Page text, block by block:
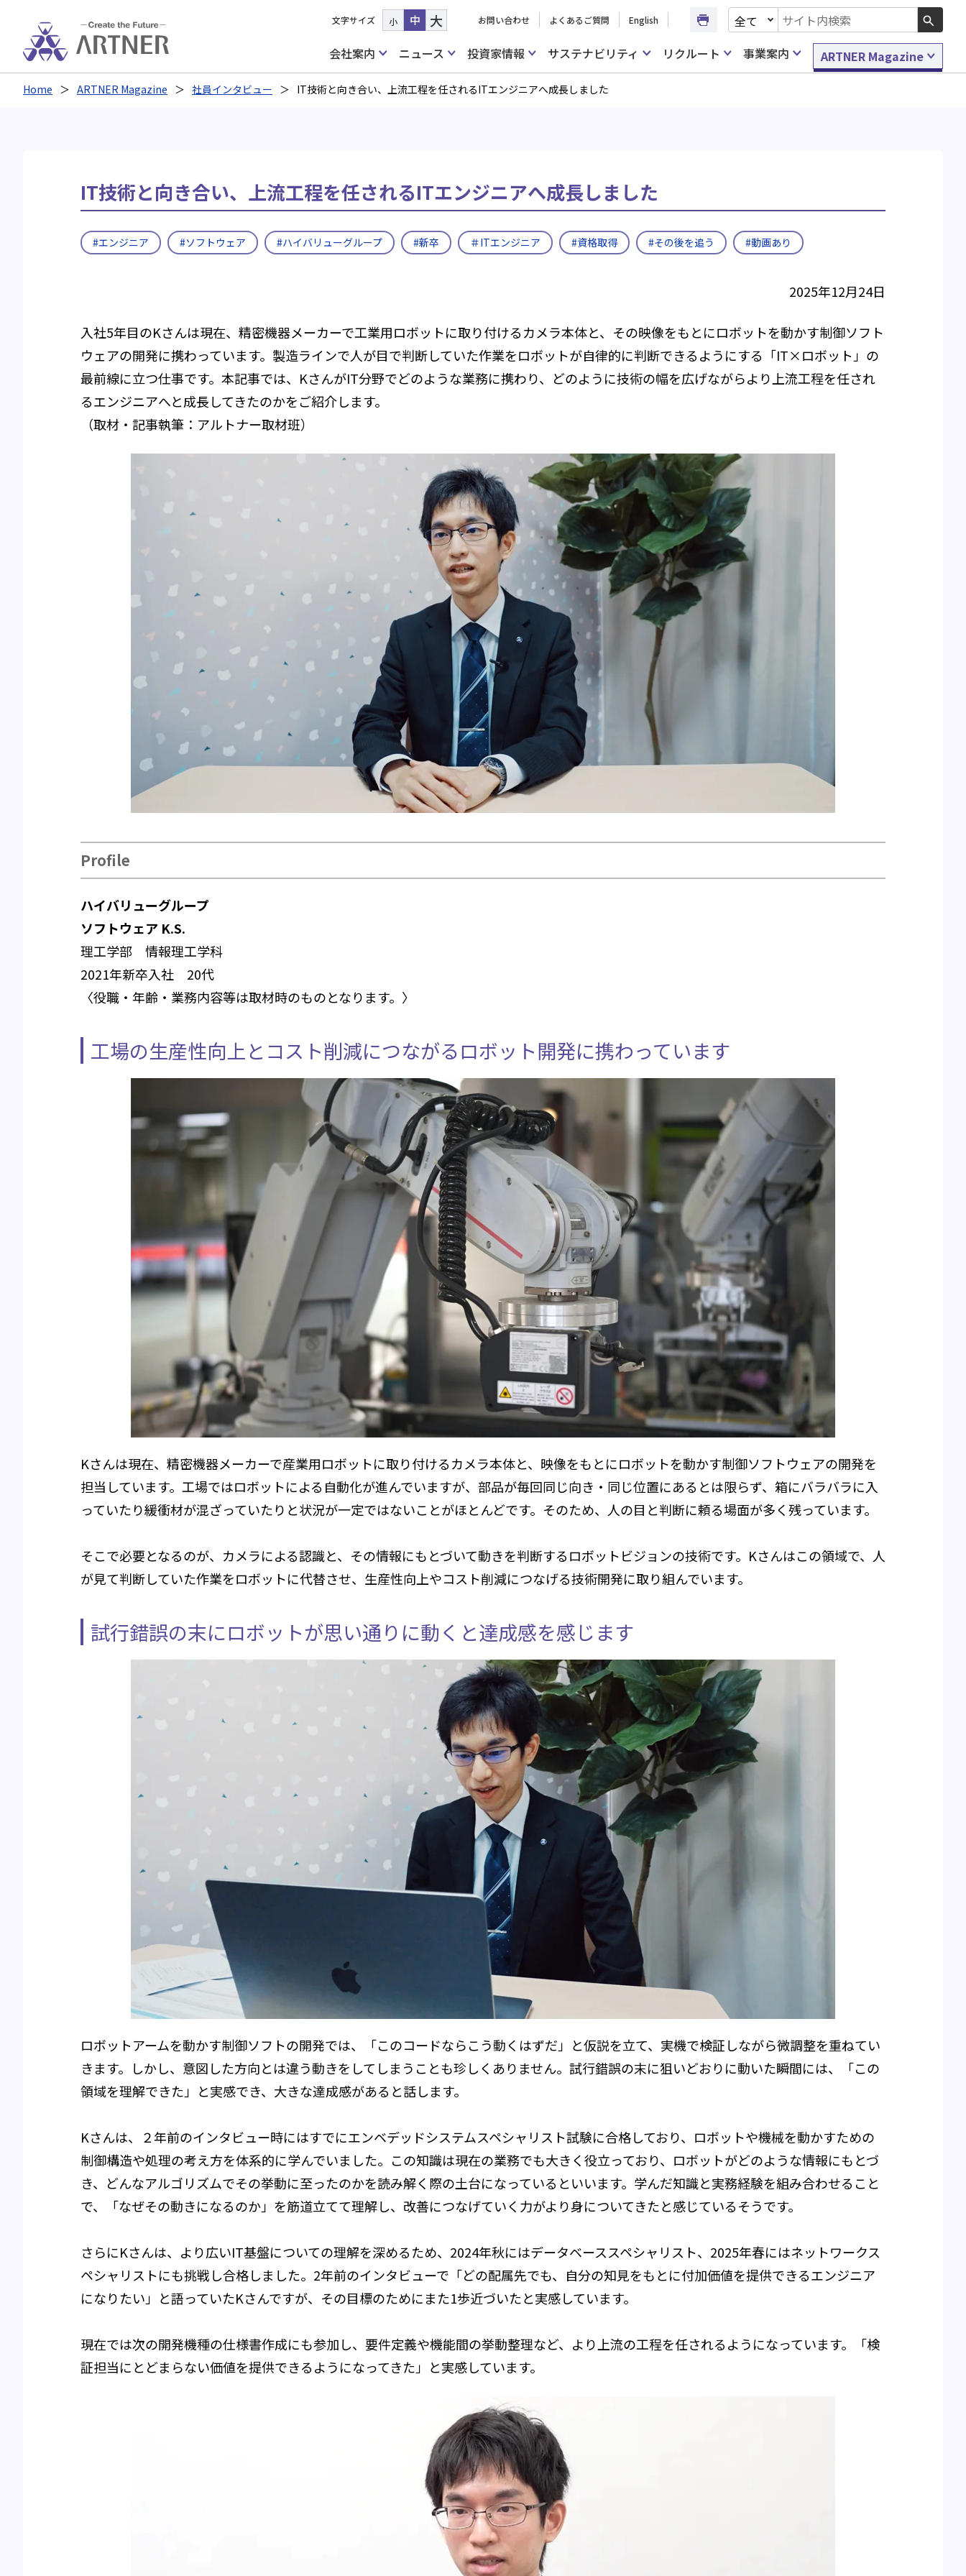
文字サイズ 小 中 大 お問い合わせ よくあるご質問 English
文書種別を選択
検索キーワード入力
会社案内
ニュース 投資家情報 サステナビリティ リクルート 事業案内 ARTNER Magazine
Home ARTNER Magazine 社員インタビュー IT技術と向き合い、上流工程を任されるITエンジニアへ成長しました
IT技術と向き合い、上流工程を任されるITエンジニアへ成長しました
#エンジニア #ソフトウェア #ハイバリューグループ #新卒 ＃ITエンジニア #資格取得 #その後を追う #動画あり
2025年12月24日
入社5年目のKさんは現在、精密機器メーカーで工業用ロボットに取り付けるカメラ本体と、その映像をもとにロボットを動かす制御ソフト
ウェアの開発に携わっています。製造ラインで人が目で判断していた作業をロボットが自律的に判断できるようにする「IT×ロボット」の
最前線に立つ仕事です。本記事では、KさんがIT分野でどのような業務に携わり、どのように技術の幅を広げながらより上流工程を任され
るエンジニアへと成長してきたのかをご紹介します。
（取材・記事執筆：アルトナー取材班）
Profile
ハイバリューグループ
ソフトウェア K.S.
理工学部 情報理工学科
2021年新卒入社 20代
〈役職・年齢・業務内容等は取材時のものとなります。〉
工場の生産性向上とコスト削減につながるロボット開発に携わっています
Kさんは現在、精密機器メーカーで産業用ロボットに取り付けるカメラ本体と、映像をもとにロボットを動かす制御ソフトウェアの開発を
担当しています。工場ではロボットによる自動化が進んでいますが、部品が毎回同じ向き・同じ位置にあるとは限らず、箱にバラバラに入
っていたり緩衝材が混ざっていたりと状況が一定ではないことがほとんどです。そのため、人の目と判断に頼る場面が多く残っています。
そこで必要となるのが、カメラによる認識と、その情報にもとづいて動きを判断するロボットビジョンの技術です。Kさんはこの領域で、人
が見て判断していた作業をロボットに代替させ、生産性向上やコスト削減につなげる技術開発に取り組んでいます。
試行錯誤の末にロボットが思い通りに動くと達成感を感じます
ロボットアームを動かす制御ソフトの開発では、「このコードならこう動くはずだ」と仮説を立て、実機で検証しながら微調整を重ねてい
きます。しかし、意図した方向とは違う動きをしてしまうことも珍しくありません。試行錯誤の末に狙いどおりに動いた瞬間には、「この
領域を理解できた」と実感でき、大きな達成感があると話します。
Kさんは、２年前のインタビュー時にはすでにエンベデッドシステムスペシャリスト試験に合格しており、ロボットや機械を動かすための
制御構造や処理の考え方を体系的に学んでいました。この知識は現在の業務でも大きく役立っており、ロボットがどのような情報にもとづ
き、どんなアルゴリズムでその挙動に至ったのかを読み解く際の土台になっているといいます。学んだ知識と実務経験を組み合わせること
で、「なぜその動きになるのか」を筋道立てて理解し、改善につなげていく力がより身についてきたと感じているそうです。
さらにKさんは、より広いIT基盤についての理解を深めるため、2024年秋にはデータベーススペシャリスト、2025年春にはネットワークス
ペシャリストにも挑戦し合格しました。2年前のインタビューで「どの配属先でも、自分の知見をもとに付加価値を提供できるエンジニア
になりたい」と語っていたKさんですが、その目標のためにまた1歩近づいたと実感しています。
現在では次の開発機種の仕様書作成にも参加し、要件定義や機能間の挙動整理など、より上流の工程を任されるようになっています。「検
証担当にとどまらない価値を提供できるようになってきた」と実感しています。